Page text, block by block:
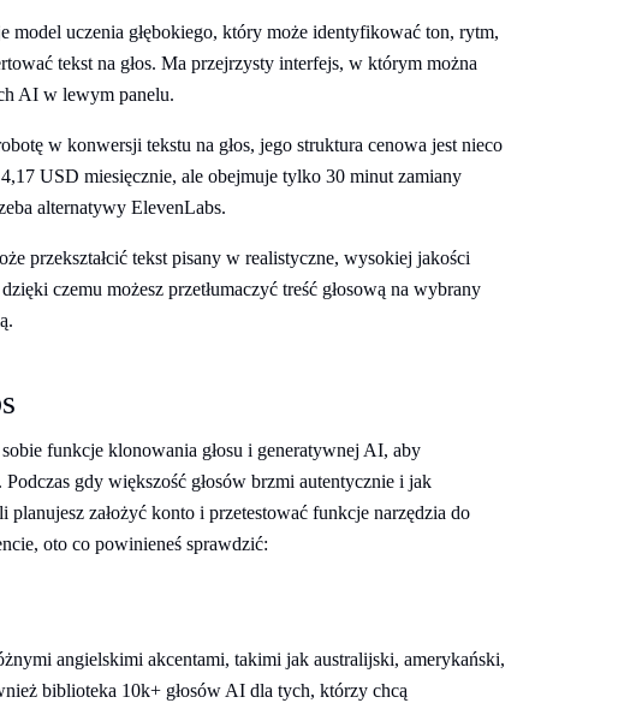
uczenia głębokiego, który może identyfikować ton, rytm,
tekst na głos. Ma przejrzysty interfejs, w którym można
AI w lewym panelu.
w konwersji tekstu na głos, jego struktura cenowa jest nieco
USD miesięcznie, ale obejmuje tylko 30 minut zamiany
alternatywy ElevenLabs.
przekształcić tekst pisany w realistyczne, wysokiej jakości
czemu możesz przetłumaczyć treść głosową na wybrany
funkcje klonowania głosu i generatywnej AI, aby
gdy większość głosów brzmi autentycznie i jak
założyć konto i przetestować funkcje narzędzia do
oto co powinieneś sprawdzić:
angielskimi akcentami, takimi jak australijski, amerykański,
biblioteka 10k+ głosów AI dla tych, którzy chcą